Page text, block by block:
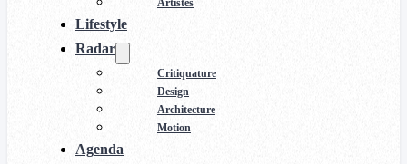
Artistes
Lifestyle
Radar
Critiquature
Design
Architecture
Motion
Agenda